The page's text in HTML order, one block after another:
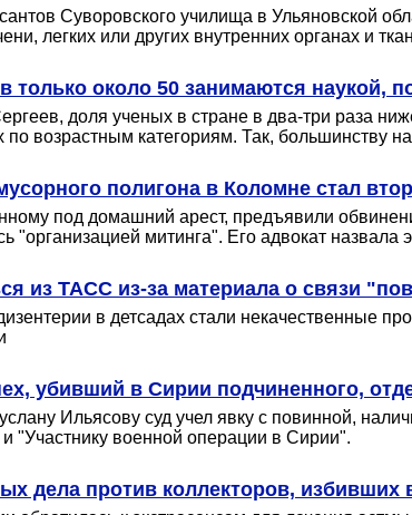
Суворовского училища в Ульяновской
легких или других внутренних органах и
только около 50 занимаются наукой,
доля ученых в стране в два-три раза
возрастным категориям. Так, большинству
полигона в Коломне стал
под домашний арест, предъявили
"организацией митинга". Его адвокат назвала
из ТАСС из-за материала о связи
в детсадах стали
убивший в Сирии подчиненного,
Ильясову суд учел явку с повинной,
военной операции в Сирии".
дела против коллекторов, избивших